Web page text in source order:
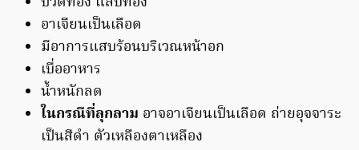
อาเจียนเป็นเลือด
มีอาการแสบร้อนบริเวณหน้าอก
เบื่ออาหาร
น้ำหนักลด
ในกรณีที่ลุกลาม อาจอาเจียนเป็นเลือด ถ่ายอุจจาระ
เป็นสีดำ ตัวเหลืองตาเหลือง